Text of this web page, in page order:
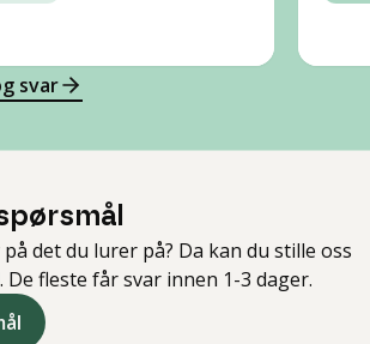
svar
det du lurer på? Da kan du stille oss
fleste får svar innen 1-3 dager.